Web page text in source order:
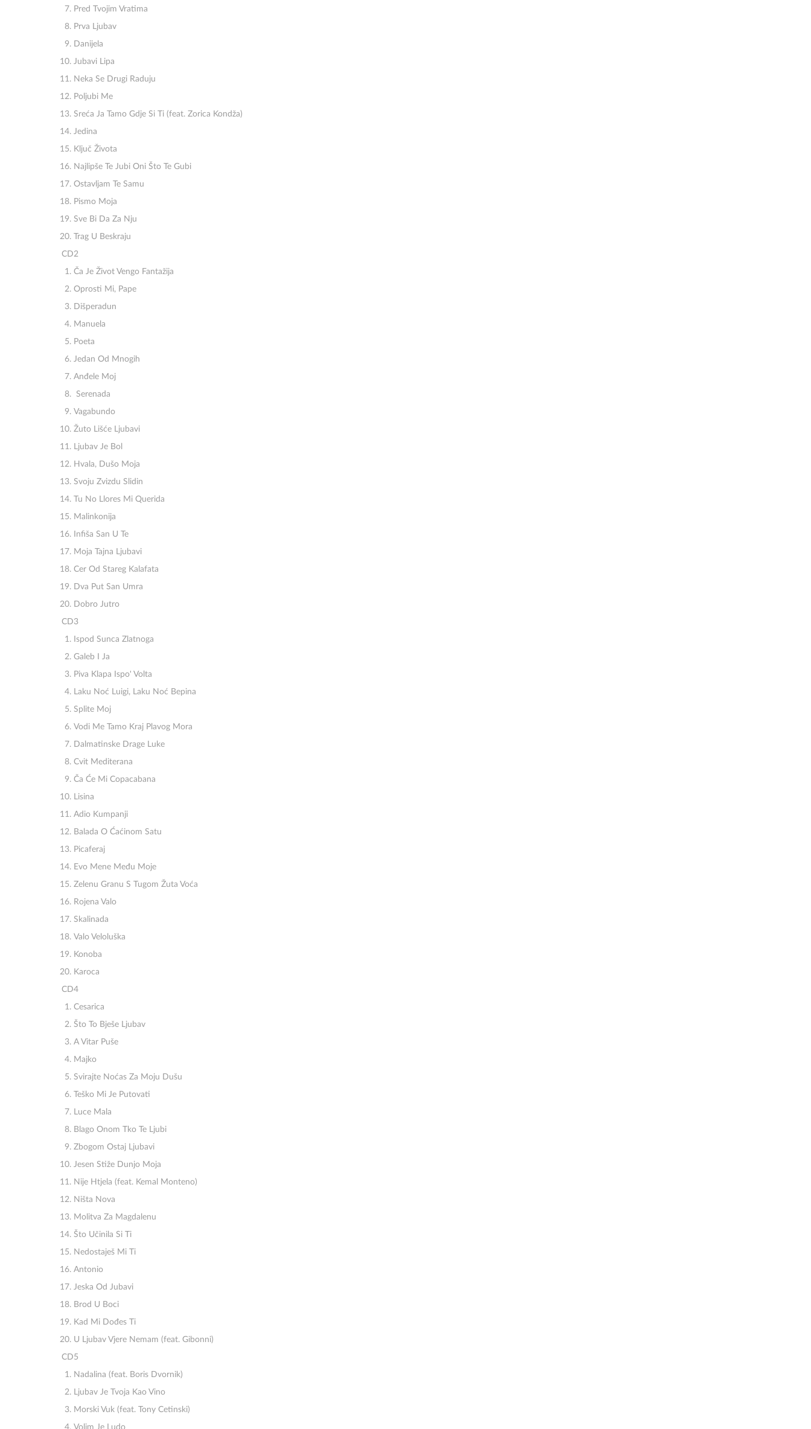
Pred Tvojim Vratima
Prva Ljubav
Danijela
Jubavi Lipa
Neka Se Drugi Raduju
Poljubi Me
Sreća Ja Tamo Gdje Si Ti (feat. Zorica Kondža)
Jedina
Ključ Života
Najlipše Te Jubi Oni Što Te Gubi
Ostavljam Te Samu
Pismo Moja
Sve Bi Da Za Nju
Trag U Beskraju
CD2
Ča Je Život Vengo Fantažija
Oprosti Mi, Pape
Dišperadun
Manuela
Poeta
Jedan Od Mnogih
Anđele Moj
Serenada
Vagabundo
Žuto Lišće Ljubavi
Ljubav Je Bol
Hvala, Dušo Moja
Svoju Zvizdu Slidin
Tu No Llores Mi Querida
Malinkonija
Infiša San U Te
Moja Tajna Ljubavi
Cer Od Stareg Kalafata
Dva Put San Umra
Dobro Jutro
CD3
Ispod Sunca Zlatnoga
Galeb I Ja
Piva Klapa Ispo' Volta
Laku Noć Luigi, Laku Noć Bepina
Splite Moj
Vodi Me Tamo Kraj Plavog Mora
Dalmatinske Drage Luke
Cvit Mediterana
Ča Će Mi Copacabana
Lisina
Adio Kumpanji
Balada O Ćaćinom Satu
Picaferaj
Evo Mene Među Moje
Zelenu Granu S Tugom Žuta Voća
Rojena Valo
Skalinada
Valo Veloluška
Konoba
Karoca
CD4
Cesarica
Što To Bješe Ljubav
A Vitar Puše
Majko
Svirajte Noćas Za Moju Dušu
Teško Mi Je Putovati
Luce Mala
Blago Onom Tko Te Ljubi
Zbogom Ostaj Ljubavi
Jesen Stiže Dunjo Moja
Nije Htjela (feat. Kemal Monteno)
Ništa Nova
Molitva Za Magdalenu
Što Učinila Si Ti
Nedostaješ Mi Ti
Antonio
Jeska Od Jubavi
Brod U Boci
Kad Mi Dođes Ti
U Ljubav Vjere Nemam (feat. Gibonni)
CD5
Nadalina (feat. Boris Dvornik)
Ljubav Je Tvoja Kao Vino
Morski Vuk (feat. Tony Cetinski)